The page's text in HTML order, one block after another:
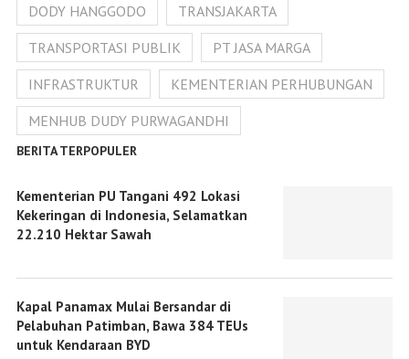
DODY HANGGODO
TRANSJAKARTA
TRANSPORTASI PUBLIK
PT JASA MARGA
INFRASTRUKTUR
KEMENTERIAN PERHUBUNGAN
MENHUB DUDY PURWAGANDHI
BERITA TERPOPULER
Kementerian PU Tangani 492 Lokasi
Kekeringan di Indonesia, Selamatkan
22.210 Hektar Sawah
Kapal Panamax Mulai Bersandar di
Pelabuhan Patimban, Bawa 384 TEUs
untuk Kendaraan BYD